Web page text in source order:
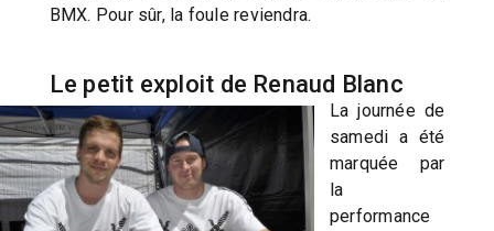
BMX. Pour sûr, la foule reviendra.
Le petit exploit de Renaud Blanc
La journée de
samedi a été
marquée par
la
performance